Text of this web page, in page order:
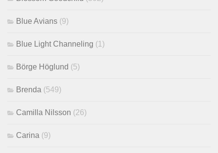
Blue Avians (9)
Blue Light Channeling (1)
Börge Höglund (5)
Brenda (549)
Camilla Nilsson (26)
Carina (9)